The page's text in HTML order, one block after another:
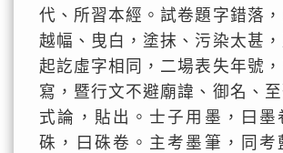
代、所習本經。試卷題字錯落，
越幅、曳白，塗抹、污染太甚
起訖虛字相同，二場表失年號
寫，暨行文不避廟諱、御名、
式論，貼出。士子用墨，曰墨
硃，曰硃卷。主考墨筆，同考